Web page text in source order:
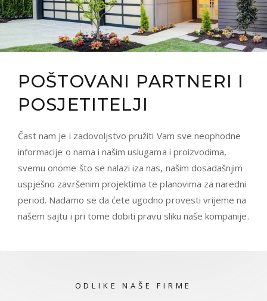
POŠTOVANI PARTNERI I
POSJETITELJI
Čast nam je i zadovoljstvo pružiti Vam sve neophodne
informacije o nama i našim uslugama i proizvodima,
svemu onome što se nalazi iza nas, našim dosadašnjim
uspješno završenim projektima te planovima za naredni
period. Nadamo se da ćete ugodno provesti vrijeme na
našem sajtu i pri tome dobiti pravu sliku naše kompanije.
ODLIKE NAŠE FIRME